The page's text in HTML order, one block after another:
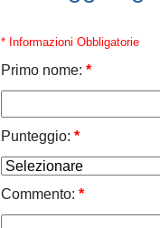
* Informazioni Obbligatorie
Primo nome: *
Punteggio: *
Commento: *